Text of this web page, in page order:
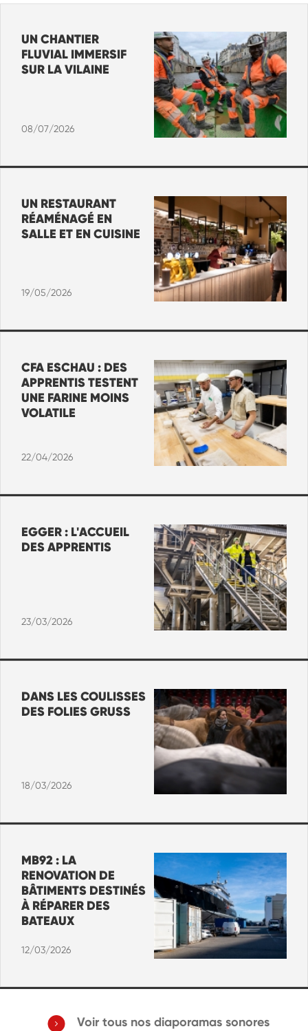
UN CHANTIER
FLUVIAL IMMERSIF
SUR LA VILAINE
08/07/2026
UN RESTAURANT
RÉAMÉNAGÉ EN
SALLE ET EN CUISINE
19/05/2026
CFA ESCHAU : DES
APPRENTIS TESTENT
UNE FARINE MOINS
VOLATILE
22/04/2026
EGGER : L'ACCUEIL
DES APPRENTIS
23/03/2026
DANS LES COULISSES
DES FOLIES GRUSS
18/03/2026
MB92 : LA
RENOVATION DE
BÂTIMENTS DESTINÉS
À RÉPARER DES
BATEAUX
12/03/2026
Voir tous nos diaporamas sonores